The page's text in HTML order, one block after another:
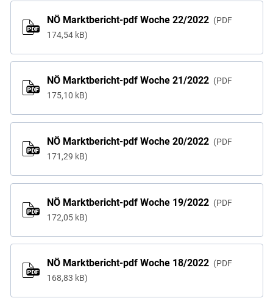
NÖ Marktbericht-pdf Woche 22/2022
PDF
174,54 kB
NÖ Marktbericht-pdf Woche 21/2022
PDF
175,10 kB
NÖ Marktbericht-pdf Woche 20/2022
PDF
171,29 kB
NÖ Marktbericht-pdf Woche 19/2022
PDF
172,05 kB
NÖ Marktbericht-pdf Woche 18/2022
PDF
168,83 kB